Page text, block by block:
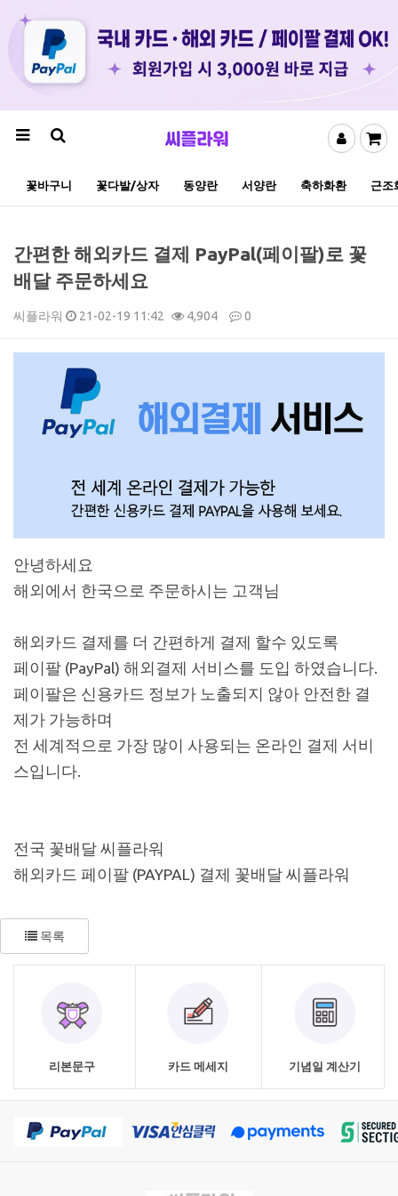
꽃바구니 꽃다발/상자 동양란 서양란 축하화환 근조
간편한 해외카드 결제 PayPal(페이팔)로 꽃
배달 주문하세요
씨플라워 21-02-19 11:42 4,904 0
안녕하세요
해외에서 한국으로 주문하시는 고객님
해외카드 결제를 더 간편하게 결제 할수 있도록
페이팔 (PayPal) 해외결제 서비스를 도입 하였습니다.
페이팔은 신용카드 정보가 노출되지 않아 안전한 결
제가 가능하며
전 세계적으로 가장 많이 사용되는 온라인 결제 서비
스입니다.
전국 꽃배달 씨플라워
해외카드 페이팔 (PAYPAL) 결제 꽃배달 씨플라워
목록
리본문구 카드 메세지 기념일 계산기